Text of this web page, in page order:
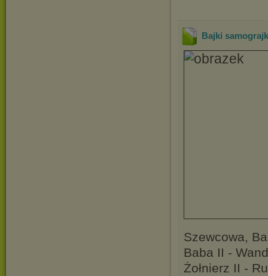
Bajki
Szewcowa,
Baba II -
Żołnierz II -